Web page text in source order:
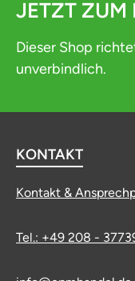
JETZT ZUM
Dieser Shop
unverbindlich.
KONTAKT
Kontakt &
Tel.: +49 208 -